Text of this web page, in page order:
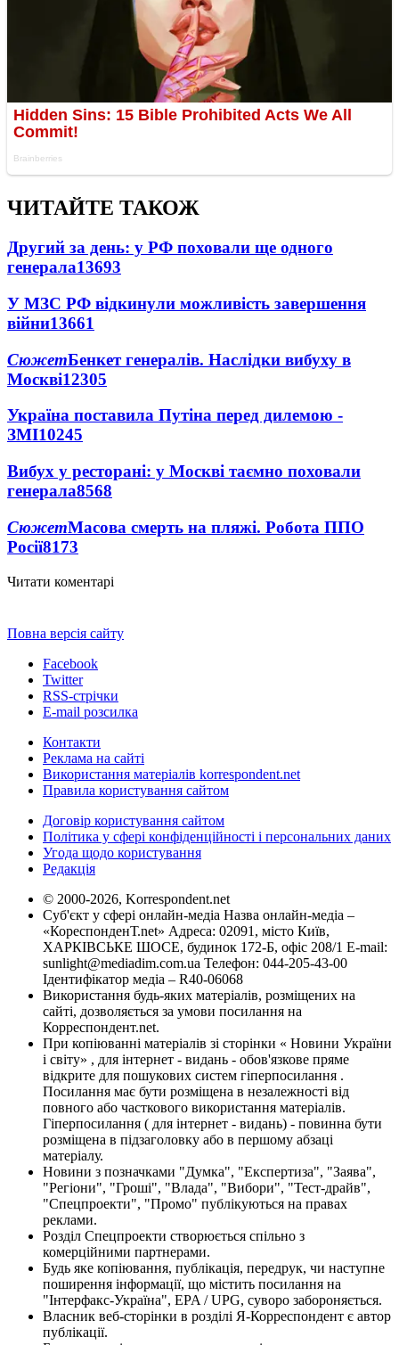
ЧИТАЙТЕ ТАКОЖ
Другий за день: у РФ поховали ще одного
генерала13693
У МЗС РФ відкинули можливість завершення
війни13661
СюжетБенкет генералів. Наслідки вибуху в
Москві12305
Україна поставила Путіна перед дилемою -
ЗМІ10245
Вибух у ресторані: у Москві таємно поховали
генерала8568
СюжетМасова смерть на пляжі. Робота ППО
Росії8173
Читати коментарі
Повна версія сайту
Facebook
Twitter
RSS-стрічки
E-mail розсилка
Контакти
Реклама на сайті
Використання матеріалів korrespondent.net
Правила користування сайтом
Договір користування сайтом
Політика у сфері конфіденційності і персональних даних
Угода щодо користування
Редакція
© 2000-2026, Korrespondent.net
Суб'єкт у сфері онлайн-медіа Назва онлайн-медіа –
«КореспонденТ.net» Адреса: 02091, місто Київ,
ХАРКІВСЬКЕ ШОСЕ, будинок 172-Б, офіс 208/1 E-mail:
sunlight@mediadim.com.ua Телефон: 044-205-43-00
Ідентифікатор медіа – R40-06068
Використання будь-яких матеріалів, розміщених на
сайті, дозволяється за умови посилання на
Корреспондент.net.
При копіюванні матеріалів зі сторінки « Новини України
і світу» , для інтернет - видань - обов'язкове пряме
відкрите для пошукових систем гіперпосилання .
Посилання має бути розміщена в незалежності від
повного або часткового використання матеріалів.
Гіперпосилання ( для інтернет - видань) - повинна бути
розміщена в підзаголовку або в першому абзаці
матеріалу.
Новини з позначками "Думка", "Експертиза", "Заява",
"Регіони", "Гроші", "Влада", "Вибори", "Тест-драйв",
"Спецпроекти", "Промо" публікуються на правах
реклами.
Розділ Спецпроекти створюється спільно з
комерційними партнерами.
Будь яке копіювання, публікація, передрук, чи наступне
поширення інформації, що містить посилання на
"Інтерфакс-Україна", EPA / UPG, суворо забороняється.
Власник веб-сторінки в розділі Я-Корреспондент є автор
публікації.